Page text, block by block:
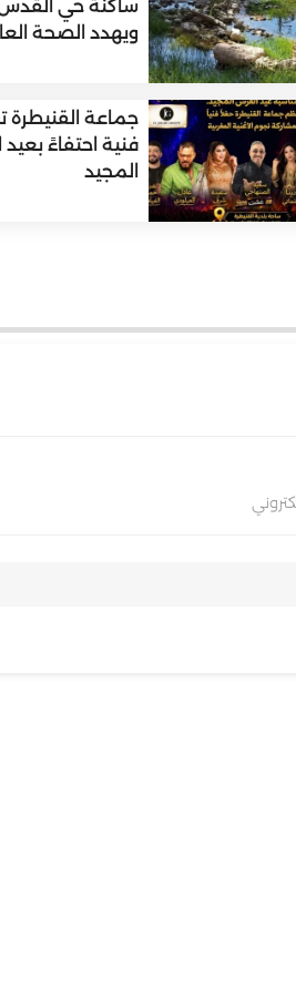
ويهدد الصحة
جماعة
فنية احتفاءً
المجيد